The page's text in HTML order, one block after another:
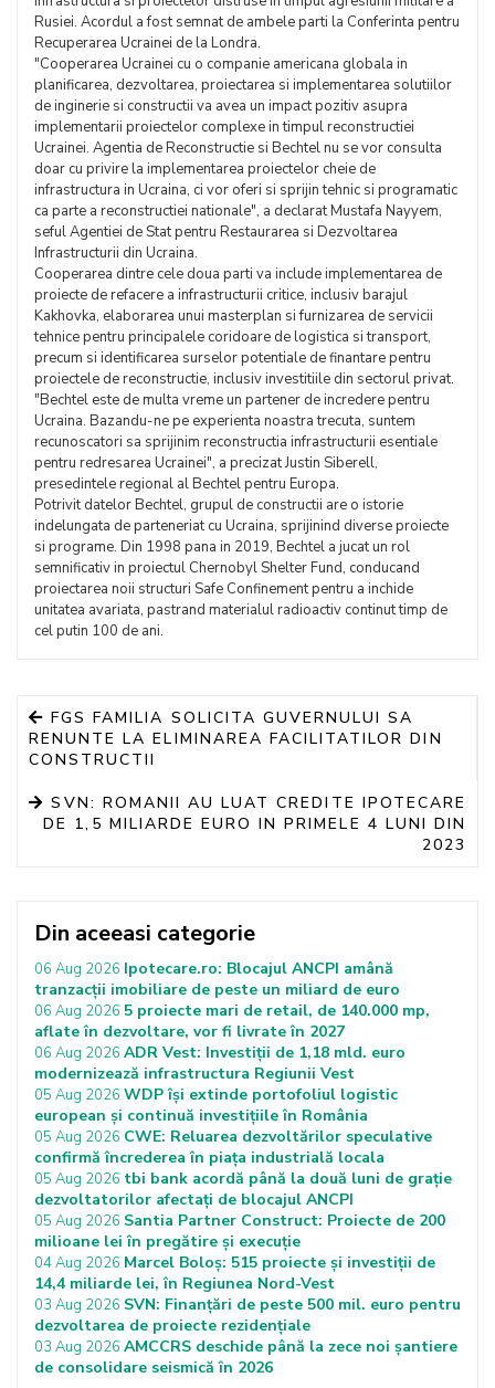
Rusiei. Acordul a fost semnat de ambele parti la Conferinta pentru
Recuperarea Ucrainei de la Londra.
"Cooperarea Ucrainei cu o companie americana globala in
planificarea, dezvoltarea, proiectarea si implementarea solutiilor
de inginerie si constructii va avea un impact pozitiv asupra
implementarii proiectelor complexe in timpul reconstructiei
Ucrainei. Agentia de Reconstructie si Bechtel nu se vor consulta
doar cu privire la implementarea proiectelor cheie de
infrastructura in Ucraina, ci vor oferi si sprijin tehnic si programatic
ca parte a reconstructiei nationale", a declarat Mustafa Nayyem,
seful Agentiei de Stat pentru Restaurarea si Dezvoltarea
Infrastructurii din Ucraina.
Cooperarea dintre cele doua parti va include implementarea de
proiecte de refacere a infrastructurii critice, inclusiv barajul
Kakhovka, elaborarea unui masterplan si furnizarea de servicii
tehnice pentru principalele coridoare de logistica si transport,
precum si identificarea surselor potentiale de finantare pentru
proiectele de reconstructie, inclusiv investitiile din sectorul privat.
"Bechtel este de multa vreme un partener de incredere pentru
Ucraina. Bazandu-ne pe experienta noastra trecuta, suntem
recunoscatori sa sprijinim reconstructia infrastructurii esentiale
pentru redresarea Ucrainei", a precizat Justin Siberell,
presedintele regional al Bechtel pentru Europa.
Potrivit datelor Bechtel, grupul de constructii are o istorie
indelungata de parteneriat cu Ucraina, sprijinind diverse proiecte
si programe. Din 1998 pana in 2019, Bechtel a jucat un rol
semnificativ in proiectul Chernobyl Shelter Fund, conducand
proiectarea noii structuri Safe Confinement pentru a inchide
unitatea avariata, pastrand materialul radioactiv continut timp de
cel putin 100 de ani.
FGS FAMILIA SOLICITA GUVERNULUI SA
RENUNTE LA ELIMINAREA FACILITATILOR DIN
CONSTRUCTII
SVN: ROMANII AU LUAT CREDITE IPOTECARE
DE 1,5 MILIARDE EURO IN PRIMELE 4 LUNI DIN
2023
Din aceeasi categorie
06 Aug 2026 Ipotecare.ro: Blocajul ANCPI amână
tranzacții imobiliare de peste un miliard de euro
06 Aug 2026 5 proiecte mari de retail, de 140.000 mp,
aflate în dezvoltare, vor fi livrate în 2027
06 Aug 2026 ADR Vest: Investiții de 1,18 mld. euro
modernizează infrastructura Regiunii Vest
05 Aug 2026 WDP își extinde portofoliul logistic
european și continuă investițiile în România
05 Aug 2026 CWE: Reluarea dezvoltărilor speculative
confirmă încrederea în piața industrială locala
05 Aug 2026 tbi bank acordă până la două luni de grație
dezvoltatorilor afectați de blocajul ANCPI
05 Aug 2026 Santia Partner Construct: Proiecte de 200
milioane lei în pregătire și execuție
04 Aug 2026 Marcel Boloș: 515 proiecte și investiții de
14,4 miliarde lei, în Regiunea Nord-Vest
03 Aug 2026 SVN: Finanțări de peste 500 mil. euro pentru
dezvoltarea de proiecte rezidențiale
03 Aug 2026 AMCCRS deschide până la zece noi șantiere
de consolidare seismică în 2026